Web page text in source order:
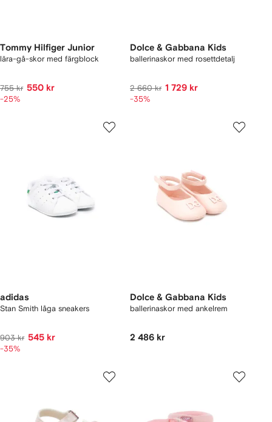
Tommy Hilfiger Junior
lära-gå-skor med färgblock
755 kr 550 kr
-25%
Dolce & Gabbana Kids
ballerinaskor med rosettdetalj
2 660 kr 1 729 kr
-35%
adidas
Stan Smith låga sneakers
903 kr 545 kr
-35%
Dolce & Gabbana Kids
ballerinaskor med ankelrem
2 486 kr